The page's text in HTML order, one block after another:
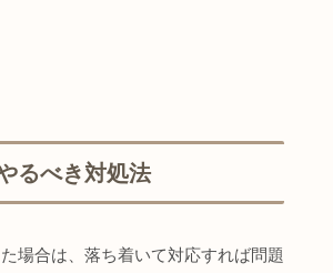
るべき対処法
場合は、落ち着いて対応すれば問題